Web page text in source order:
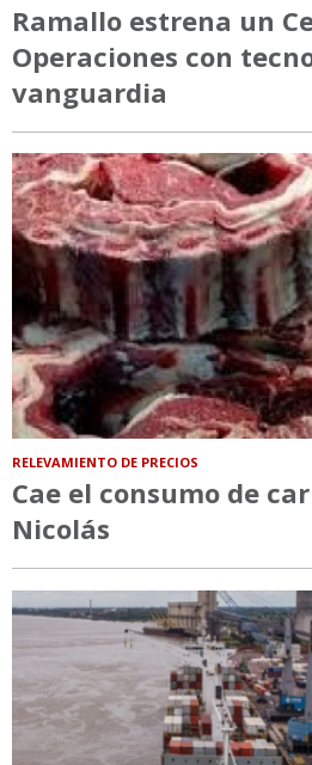
Ramallo estrena un
Operaciones con
vanguardia
RELEVAMIENTO DE PRECIOS
Cae el consumo de
Nicolás